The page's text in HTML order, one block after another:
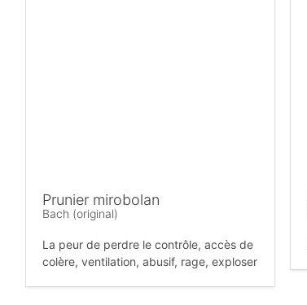
Prunier mirobolan
Bach (original)
La peur de perdre le contrôle, accès de
colère, ventilation, abusif, rage, exploser